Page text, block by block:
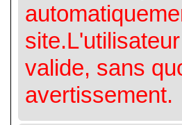
valide, sans
avertissement.